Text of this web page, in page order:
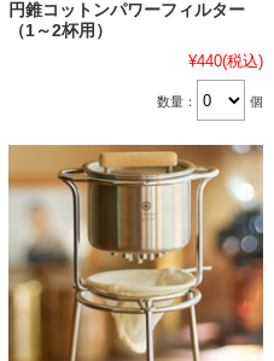
円錐コットンパワーフィルター
（1～2杯用）
¥440(税込)
数量： 個